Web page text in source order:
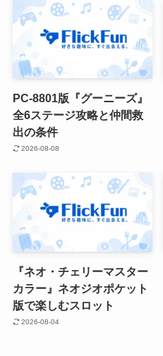
PC-8801版『グーニーズ』
全6ステージ攻略と仲間救
出の条件
2026-08-08
『ネオ・チェリーマスター
カラー』ネオジオポケット
版で楽しむスロット
2026-08-04